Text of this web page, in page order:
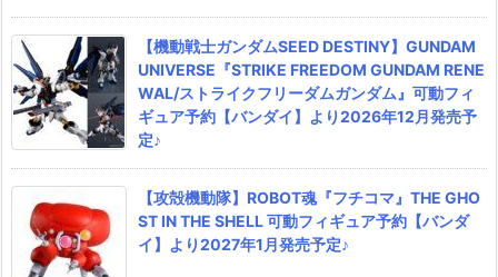
【機動戦士ガンダムSEED DESTINY】GUNDAM
UNIVERSE『STRIKE FREEDOM GUNDAM RENE
WAL/ストライクフリーダムガンダム』可動フィ
ギュア予約【バンダイ】より2026年12月発売予
定♪
【攻殻機動隊】ROBOT魂『フチコマ』THE GHO
ST IN THE SHELL 可動フィギュア予約【バンダ
イ】より2027年1月発売予定♪